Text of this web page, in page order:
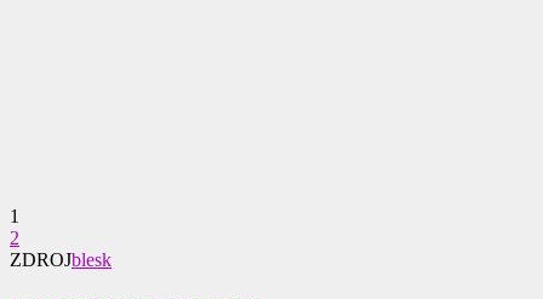
1
2
ZDROJblesk